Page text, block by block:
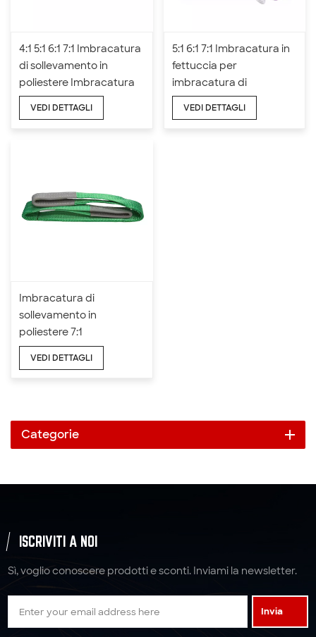
4:1 5:1 6:1 7:1 Imbracatura
di sollevamento in
poliestere Imbracatura
unidirezionale da 50 mm
VEDI DETTAGLI
5:1 6:1 7:1 Imbracatura in
fettuccia per
imbracatura di
sollevamento in
poliestere 1T
VEDI DETTAGLI
Imbracatura di
sollevamento in
poliestere 7:1
Imbracatura in cinghia
VEDI DETTAGLI
Categorie
ISCRIVITI A NOI
Sì, voglio conoscere prodotti e sconti. Inviami la newsletter.
Invia